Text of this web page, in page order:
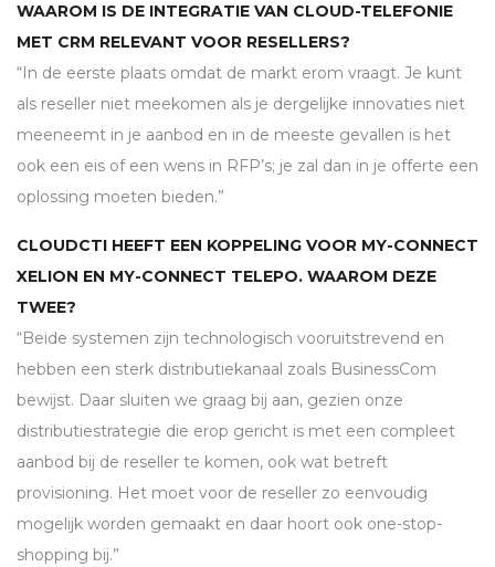
WAAROM IS DE INTEGRATIE VAN CLOUD-TELEFONIE
MET CRM RELEVANT VOOR RESELLERS?
“In de eerste plaats omdat de markt erom vraagt. Je kunt
als reseller niet meekomen als je dergelijke innovaties niet
meeneemt in je aanbod en in de meeste gevallen is het
ook een eis of een wens in RFP’s; je zal dan in je offerte een
oplossing moeten bieden.”
CLOUDCTI HEEFT EEN KOPPELING VOOR MY-CONNECT
XELION EN MY-CONNECT TELEPO. WAAROM DEZE
TWEE?
“Beide systemen zijn technologisch vooruitstrevend en
hebben een sterk distributiekanaal zoals BusinessCom
bewijst. Daar sluiten we graag bij aan, gezien onze
distributiestrategie die erop gericht is met een compleet
aanbod bij de reseller te komen, ook wat betreft
provisioning. Het moet voor de reseller zo eenvoudig
mogelijk worden gemaakt en daar hoort ook one-stop-
shopping bij.”